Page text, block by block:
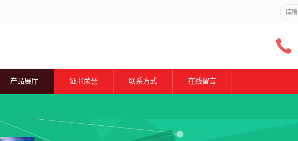
产品展厅 证书荣誉 联系方式 在线留言